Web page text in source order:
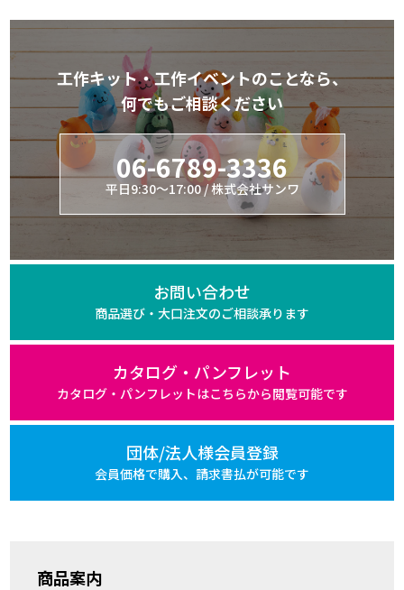
工作キット・工作イベントのことなら、
何でもご相談ください
06-6789-3336
平日9:30～17:00 / 株式会社サンワ
お問い合わせ
商品選び・大口注文のご相談承ります
カタログ・パンフレット
カタログ・パンフレットはこちらから閲覧可能です
団体/法人様会員登録
会員価格で購入、 請求書払が可能です
商品案内